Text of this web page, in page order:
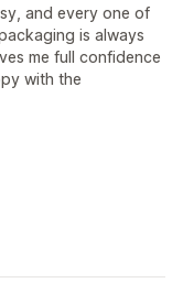
and every one of
is always
me full confidence
with the